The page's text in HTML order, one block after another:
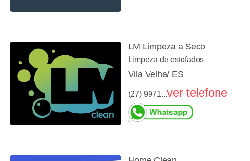
LM Limpeza a Seco
Limpeza de estofados
Vila Velha/ ES
(27) 9971...ver telefone